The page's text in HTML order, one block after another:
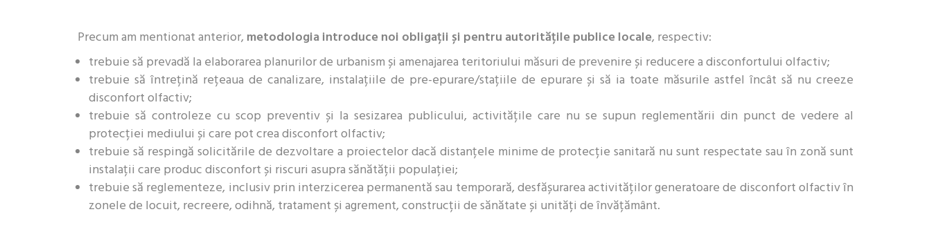
Precum am mentionat anterior, metodologia introduce noi obligații și pentru autoritățile publice locale, respectiv:
trebuie să prevadă la elaborarea planurilor de urbanism și amenajarea teritoriului măsuri de prevenire și reducere a disconfortului olfactiv;
trebuie să întrețină rețeaua de canalizare, instalațiile de pre-epurare/stațiile de epurare și să ia toate măsurile astfel încât să nu creeze
disconfort olfactiv;
trebuie să controleze cu scop preventiv și la sesizarea publicului, activitățile care nu se supun reglementării din punct de vedere al
protecției mediului și care pot crea disconfort olfactiv;
trebuie să respingă solicitările de dezvoltare a proiectelor dacă distanțele minime de protecție sanitară nu sunt respectate sau în zonă sunt
instalații care produc disconfort și riscuri asupra sănătății populației;
trebuie să reglementeze, inclusiv prin interzicerea permanentă sau temporară, desfășurarea activităților generatoare de disconfort olfactiv în
zonele de locuit, recreere, odihnă, tratament și agrement, construcții de sănătate și unități de învățământ.